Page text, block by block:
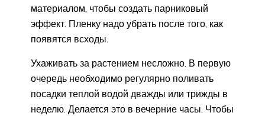
материалом, чтобы создать парниковый
эффект. Пленку надо убрать после того, как
появятся всходы.
Ухаживать за растением несложно. В первую
очередь необходимо регулярно поливать
посадки теплой водой дважды или трижды в
неделю. Делается это в вечерние часы. Чтобы